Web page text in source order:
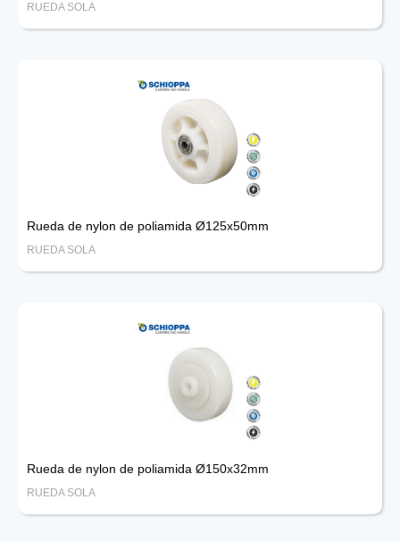
RUEDA SOLA
Rueda de nylon de poliamida Ø125x50mm
RUEDA SOLA
Rueda de nylon de poliamida Ø150x32mm
RUEDA SOLA